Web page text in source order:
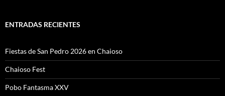
ENTRADAS RECIENTES
Fiestas de San Pedro 2026 en Chaioso
Chaioso Fest
Pobo Fantasma XXV